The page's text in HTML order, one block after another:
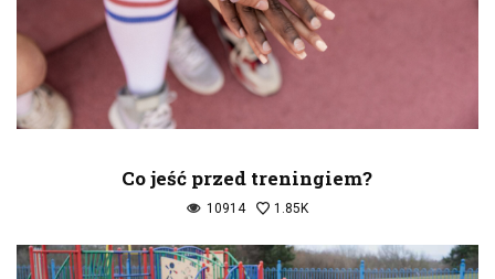
Co jeść przed treningiem?
10914 1.85K